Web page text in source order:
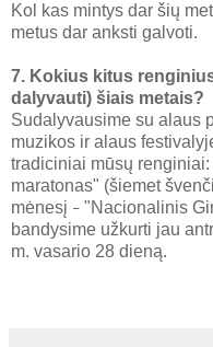
Kol kas mintys dar šių
metus dar anksti galvoti.
7. Kokius kitus
dalyvauti) šiais metais?
Sudalyvausime su alaus
muzikos ir alaus
tradiciniai mūsų
maratonas" (šiemet
mėnesį – "Nacionalinis
bandysime užkurti jau
m. vasario 28 dieną.